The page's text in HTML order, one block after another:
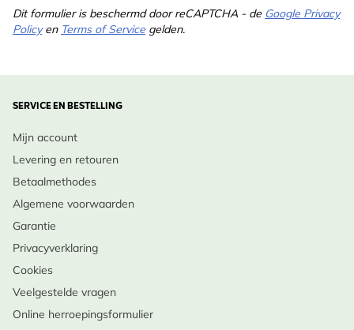
Dit formulier is beschermd door reCAPTCHA - de Google Privacy
Policyen Terms of Service gelden.
SERVICE EN BESTELLING
Mijn account
Levering en retouren
Betaalmethodes
Algemene voorwaarden
Garantie
Privacyverklaring
Cookies
Veelgestelde vragen
Online herroepingsformulier